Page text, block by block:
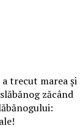
trecut marea și
zăcând